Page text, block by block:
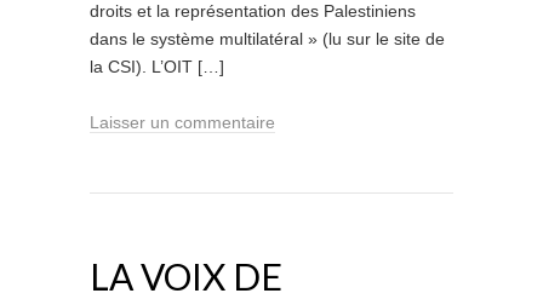
droits et la représentation des Palestiniens
dans le système multilatéral » (lu sur le site de
la CSI). L’OIT […]
Laisser un commentaire
LA VOIX DE